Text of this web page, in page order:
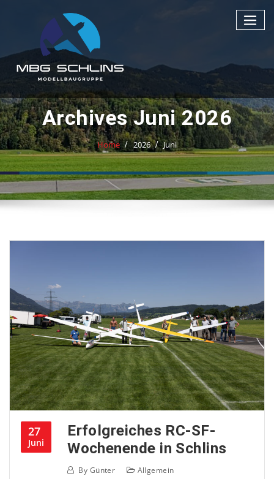
Archives Juni 2026
Home 2026 Juni
27
Juni
Erfolgreiches RC-SF-
Wochenende in Schlins
By Günter Allgemein